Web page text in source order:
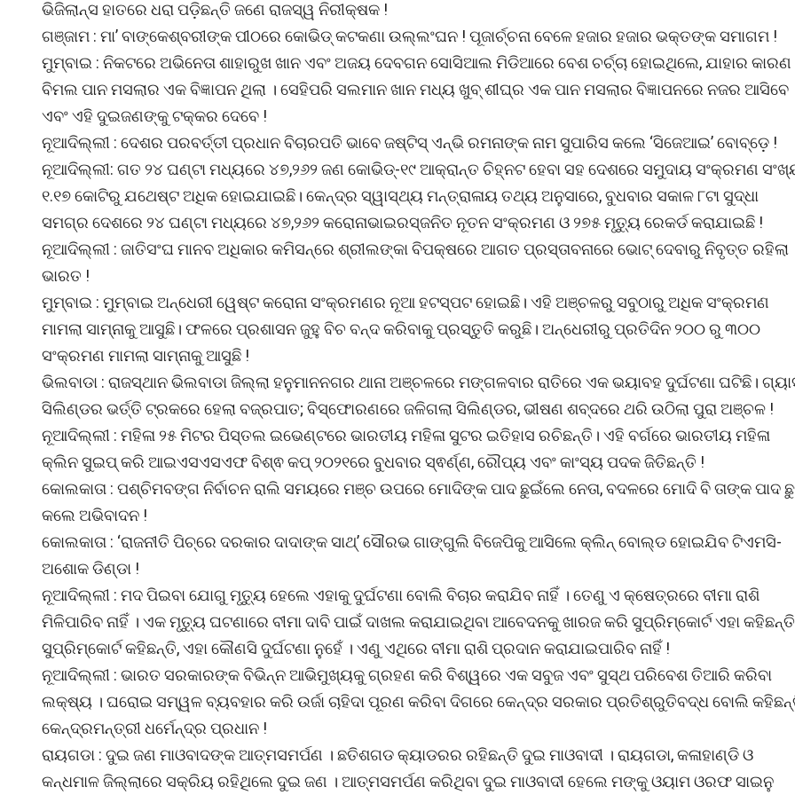
ଭିଜିଲାନ୍ସ ହାତରେ ଧରା ପଡ଼ିଛନ୍ତି ଜଣେ ରାଜସ୍ୱ ନିରୀକ୍ଷକ !
ଗଞ୍ଜାମ : ମା’ ବାଙ୍କେଶ୍ବରୀଙ୍କ ପୀଠରେ କୋଭିଡ୍ କଟକଣା ଉଲ୍ଲଂଘନ ! ପୂଜାର୍ଚ୍ଚନା ବେଳେ ହଜାର ହଜାର ଭକ୍ତଙ୍କ ସମାଗମ !
ମୁମ୍ବାଇ : ନିକଟରେ ଅଭିନେତା ଶାହାରୁଖ ଖାନ ଏବଂ ଅଜୟ ଦେବଗନ ସୋସିଆଲ ମିଡିଆରେ ବେଶ ଚର୍ଚ୍ଚା ହୋଇଥିଲେ, ଯାହାର କାରଣ
ବିମଲ ପାନ ମସଲାର ଏକ ବିଜ୍ଞାପନ ଥିଲା । ସେହିପରି ସଲମାନ ଖାନ ମଧ୍ୟ ଖୁବ୍ ଶୀଘ୍ର ଏକ ପାନ ମସଲାର ବିଜ୍ଞାପନରେ ନଜର ଆସିବେ
ଏବଂ ଏହି ଦୁଇଜଣଙ୍କୁ ଟକ୍କର ଦେବେ !
ନୂଆଦିଲ୍ଲୀ : ଦେଶର ପରବର୍ତ୍ତୀ ପ୍ରଧାନ ବିଚାରପତି ଭାବେ ଜଷ୍ଟିସ୍ ଏନ୍‌ଭି ରମନାଙ୍କ ନାମ ସୁପାରିସ କଲେ ‘ସିଜେଆଇ’ ବୋବ୍‌ଡ଼େ !
ନୂଆଦିଲ୍ଲୀ: ଗତ ୨୪ ଘଣ୍ଟା ମଧ୍ୟରେ ୪୭,୨୬୨ ଜଣ କୋଭିଡ୍‌-୧୯ ଆକ୍ରାନ୍ତ ଚିହ୍ନଟ ହେବା ସହ ଦେଶରେ ସମୁଦାୟ ସଂକ୍ରମଣ
୧.୧୭ କୋଟିରୁ ଯଥେଷ୍ଟ ଅଧିକ ହୋଇଯାଇଛି। କେନ୍ଦ୍ର ସ୍ୱାସ୍ଥ୍ୟ ମନ୍ତ୍ରାଳାୟ ତଥ୍ୟ ଅନୁସାରେ, ବୁଧବାର ସକାଳ ୮ଟା ସୁଦ୍ଧା
ସମଗ୍ର ଦେଶରେ ୨୪ ଘଣ୍ଟା ମଧ୍ୟରେ ୪୭,୨୬୨ କରୋନାଭାଇରସ୍‌ଜନିତ ନୂତନ ସଂକ୍ରମଣ ଓ ୨୭୫ ମୃତ୍ୟୁ ରେକର୍ଡ କରାଯାଇଛି !
ନୂଆଦିଲ୍ଲୀ : ଜାତିସଂଘ ମାନବ ଅଧିକାର କମିସନ୍‌ରେ ଶ୍ରୀଲଙ୍କା ବିପକ୍ଷରେ ଆଗତ ପ୍ରସ୍ତାବନାରେ ଭୋଟ୍ ଦେବାରୁ ନିବୃତ୍ତ ରହିଲା
ଭାରତ !
ମୁମ୍ବାଇ : ମୁମ୍ବାଇ ଅନ୍ଧେରୀ ୱେଷ୍ଟ କରୋନା ସଂକ୍ରମଣର ନୂଆ ହଟସ୍ପଟ ହୋଇଛି। ଏହି ଅଞ୍ଚଳରୁ ସବୁଠାରୁ ଅଧିକ ସଂକ୍ରମଣ
ମାମଲା ସାମ୍ନାକୁ ଆସୁଛି। ଫଳରେ ପ୍ରଶାସନ ଜୁହୁ ବିଚ ବନ୍ଦ କରିବାକୁ ପ୍ରସ୍ତୁତି କରୁଛି। ଅନ୍ଧେରୀରୁ ପ୍ରତିଦିନ ୨୦୦ ରୁ ୩୦୦
ସଂକ୍ରମଣ ମାମଲା ସାମ୍ନାକୁ ଆସୁଛି !
ଭିଲବାଡା : ରାଜସ୍ଥାନ ଭିଲବାଡା ଜିଲ୍ଲା ହନୁମାନନଗର ଥାନା ଅଞ୍ଚଳରେ ମଙ୍ଗଳବାର ରାତିରେ ଏକ ଭୟାବହ ଦୁର୍ଘଟଣା ଘଟିଛି।
ସିଲିଣ୍ଡର ଭର୍ତ୍ତି ଟ୍ରକରେ ହେଲା ବଜ୍ରପାତ; ବିସ୍ଫୋରଣରେ ଜଳିଗଲା ସିଲିଣ୍ଡର, ଭୀଷଣ ଶବ୍ଦରେ ଥରି ଉଠିଲା ପୁରା ଅଞ୍ଚଳ !
ନୂଆଦିଲ୍ଲୀ : ମହିଳା ୨୫ ମିଟର ପିସ୍ତଲ ଇଭେଣ୍ଟରେ ଭାରତୀୟ ମହିଳା ସୁଟର ଇତିହାସ ରଚିଛନ୍ତି। ଏହି ବର୍ଗରେ ଭାରତୀୟ ମହିଳା
କ୍ଲିନ ସୁଇପ୍ କରି ଆଇଏସଏସଏଫ ବିଶ୍ଵ କପ୍ ୨୦୨୧ରେ ବୁଧବାର ସ୍ଵର୍ଣ୍ଣ, ରୌପ୍ୟ ଏବଂ କାଂସ୍ୟ ପଦକ ଜିତିଛନ୍ତି !
କୋଲକାତା : ପଶ୍ଚିମବଙ୍ଗ ନିର୍ବାଚନ ରାଲି ସମୟରେ ମଞ୍ଚ ଉପରେ ମୋଦିଙ୍କ ପାଦ ଛୁଇଁଲେ ନେତା, ବଦଳରେ ମୋଦି ବି ତାଙ୍କ ପାଦ
କଲେ ଅଭିବାଦନ !
କୋଲକାତା : ‘ରାଜନୀତି ପିଚ୍‌ରେ ଦରକାର ଦାଦାଙ୍କ ସାଥ୍’ ସୌରଭ ଗାଙ୍ଗୁଲି ବିଜେପିକୁ ଆସିଲେ କ୍ଲିନ୍ ବୋଲ୍ଡ ହୋଇଯିବ ଟିଏମସି-
ଅଶୋକ ଡିଣ୍ଡା !
ନୂଆଦିଲ୍ଲୀ : ମଦ ପିଇବା ଯୋଗୁ ମୃତ୍ୟୁ ହେଲେ ଏହାକୁ ଦୁର୍ଘଟଣା ବୋଲି ବିଚାର କରାଯିବ ନାହିଁ । ତେଣୁ ଏ କ୍ଷେତ୍ରରେ ବୀମା ରାଶି
ମିଳିପାରିବ ନାହିଁ । ଏକ ମୃତ୍ୟୁ ଘଟଣାରେ ବୀମା ଦାବି ପାଇଁ ଦାଖଲ କରାଯାଇଥିବା ଆବେଦନକୁ ଖାରଜ କରି ସୁପ୍ରିମ୍‌କୋର୍ଟ ଏହା କହିଛନ୍ତି
ସୁପ୍ରିମ୍‌କୋର୍ଟ କହିଛନ୍ତି, ଏହା କୌଣସି ଦୁର୍ଘଟଣା ନୁହେଁ । ଏଣୁ ଏଥିରେ ବୀମା ରାଶି ପ୍ରଦାନ କରାଯାଇପାରିବ ନାହିଁ !
ନୂଆଦିଲ୍ଲୀ : ଭାରତ ସରକାରଙ୍କ ବିଭିନ୍ନ ଆଭିମୁଖ୍ୟକୁ ଗ୍ରହଣ କରି ବିଶ୍ୱରେ ଏକ ସବୁଜ ଏବଂ ସୁସ୍ଥ ପରିବେଶ ତିଆରି କରିବା
ଲକ୍ଷ୍ୟ । ଘରୋଇ ସମ୍ୱଳ ବ୍ୟବହାର କରି ଉର୍ଜା ଚାହିଦା ପୂରଣ କରିବା ଦିଗରେ କେନ୍ଦ୍ର ସରକାର ପ୍ରତିଶ୍ରୁତିବଦ୍ଧ ବୋଲି
କେନ୍ଦ୍ରମନ୍ତ୍ରୀ ଧର୍ମେନ୍ଦ୍ର ପ୍ରଧାନ !
ରାୟଗଡା : ଦୁଇ ଜଣ ମାଓବାଦଙ୍କ ଆତ୍ମସମର୍ପଣ । ଛତିଶଗଡ କ୍ୟାଡରର ରହିଛନ୍ତି ଦୁଇ ମାଓବାଦୀ । ରାୟଗଡା, କଳାହାଣ୍ଡି ଓ
କନ୍ଧମାଳ ଜିଲ୍ଲାରେ ସକ୍ରିୟ ରହିଥିଲେ ଦୁଇ ଜଣ । ଆତ୍ମସମର୍ପଣ କରିଥିବା ଦୁଇ ମାଓବାଦୀ ହେଲେ ମଙ୍କୁ ଓୟାମ ଓରଫ ସାଇନୁ